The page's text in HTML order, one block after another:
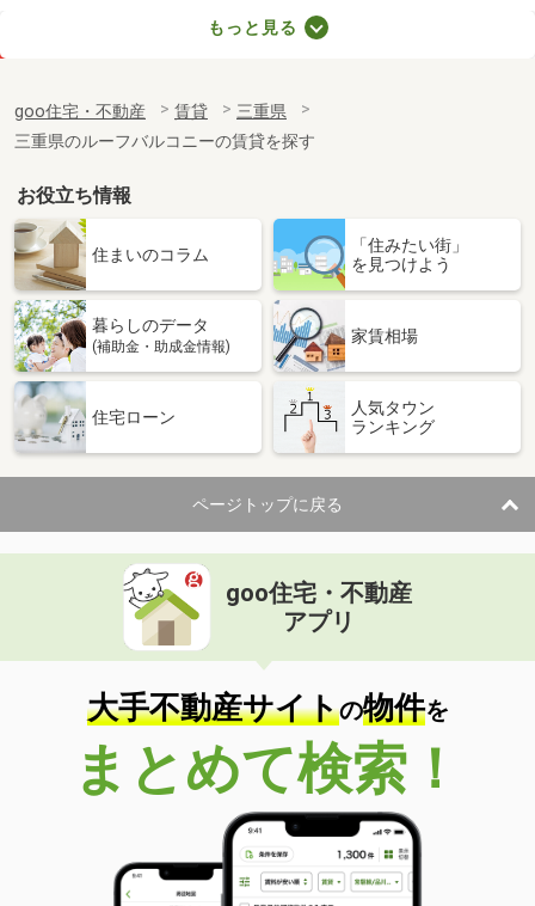
三重県四日市市高浜新町
専有面積
23.18m²
間取り
1K
三重県四日市市大字塩浜
価 格
4.10万円
三重県四日市市大字塩浜
専有面積 23.61m²
間取り
三重県四日市市高浜新町
住 所
三重県四日市市高浜新町
専有面積 23.18m²
間取り
1K
三重県三重郡川越町大字当新田
価 格
住 所
三重県三重郡川越町大字当新田
専有面積 21.81m²
間取り
1K
三重県松阪市松崎浦町
価 格
4.30万円
三重県松阪市松崎浦町
41.99m²
間取り
1LDK
もっと見る
goo住宅・不動産 賃貸
三重県
三重県のルーフバルコニーの賃貸を探す
お役立ち情報
住まいのコラム
「住みたい街」
を見つけよう
暮らしのデータ
(補助金・助成金情報)
家賃相場
住宅ローン
人気タウン
ランキング
ページトップに戻る
goo住宅・不動産
アプリ
大手不動産サイトの物件を
まとめて検索！